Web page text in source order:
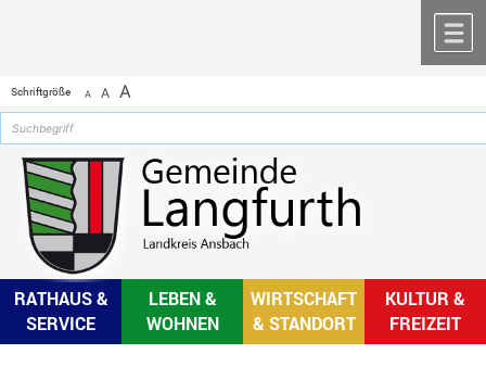
Schriftgröße A A A
RATHAUS &
SERVICE
LEBEN &
WOHNEN
WIRTSCHAFT
& STANDORT
KULTUR &
FREIZEIT